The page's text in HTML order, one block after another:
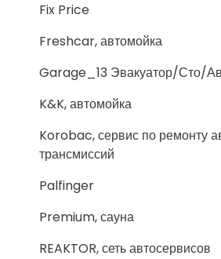
Fix Price
Freshcar, автомойка
Garage_13 Эвакуатор/Сто/
K&K, автомойка
Korobac, сервис по ремонту
трансмиссий
Palfinger
Premium, сауна
REAKTOR, сеть автосервисов